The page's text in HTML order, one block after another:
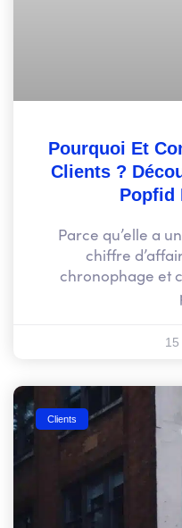
Pourquoi Et
Clients ?
Popfid
Parce qu’elle a
chiffre
chronophage et
Clients